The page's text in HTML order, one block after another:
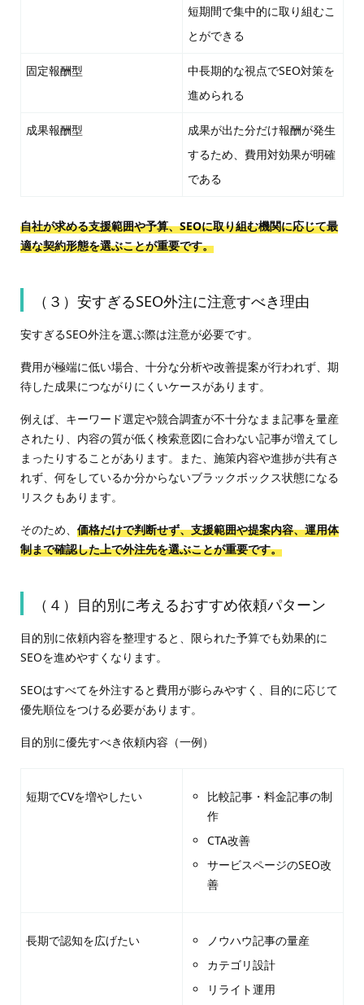
短期間で集中的に取り組むこ
とができる
固定報酬型
中長期的な視点でSEO対策を
進められる
成果報酬型
成果が出た分だけ報酬が発生
するため、費用対効果が明確
である
自社が求める支援範囲や予算、SEOに取り組む機関に応じて最
適な契約形態を選ぶことが重要です。
（３）安すぎるSEO外注に注意すべき理由
安すぎるSEO外注を選ぶ際は注意が必要です。
費用が極端に低い場合、十分な分析や改善提案が行われず、期
待した成果につながりにくいケースがあります。
例えば、キーワード選定や競合調査が不十分なまま記事を量産
されたり、内容の質が低く検索意図に合わない記事が増えてし
まったりすることがあります。また、施策内容や進捗が共有さ
れず、何をしているか分からないブラックボックス状態になる
リスクもあります。
そのため、 価格だけで判断せず、支援範囲や提案内容、運用体
制まで確認した上で外注先を選ぶことが重要です。
（４）目的別に考えるおすすめ依頼パターン
目的別に依頼内容を整理すると、限られた予算でも効果的に
SEOを進めやすくなります。
SEOはすべてを外注すると費用が膨らみやすく、目的に応じて
優先順位をつける必要があります。
目的別に優先すべき依頼内容（一例）
短期でCVを増やしたい
比較記事・料金記事の制
作
CTA改善
サービスページのSEO改
善
長期で認知を広げたい
ノウハウ記事の量産
カテゴリ設計
リライト運用